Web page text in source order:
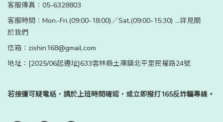
客服傳真：05-6328803
客服時間：Mon.-Fri.(09:00-18:00)／Sat.(09:00-15:30) ...詳見關
於我們
信箱：zishin168@gmail.com
地址：[2025/06起遷址]633雲林縣土庫鎮北平里民權路24號
若接獲可疑電話，請於上班時間確認，或立即撥打165反詐騙專線。